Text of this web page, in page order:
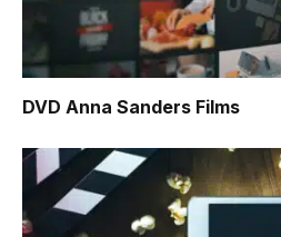
DVD Anna Sanders Films